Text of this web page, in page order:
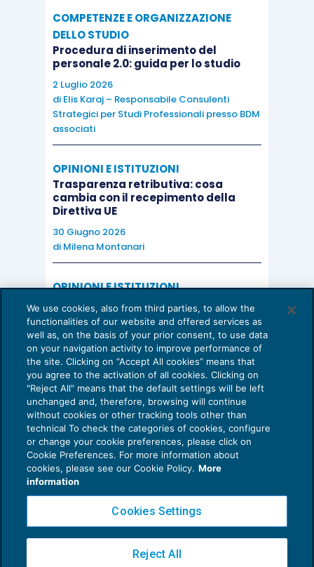
COMPETENZE E ORGANIZZAZIONE
DELLO STUDIO
Procedura di inserimento del
personale 2.0: guida per lo studio
2 Luglio 2026
di Elis Karaj – Responsabile Consulenti
Strategici per Studi Professionali presso BDM
associati
OPINIONI E ISTITUZIONI
Trasparenza retributiva: cosa
cambia con il recepimento della
Direttiva UE
30 Giugno 2026
di Milena Montanari
OPINIONI E ISTITUZIONI
Valorizzare il potenziale dello Studio:
una riflessione sul futuro della
consulenza del lavoro
15 Giugno 2026
di Milena Montanari
Privacy Policy
Cookie Policy
Copyright 2016 ©Gruppo Euroconference S.p.A.v2.32.2
Piazza Luigi Einaudi, 10N01 - 20124 Milano - info@ecnews.it
We use cookies, also from third parties, to allow the
functionalities of our website and offered services as
well as, on the basis of your prior consent, to use data
on your navigation activity to improve performance of
the site. Clicking on “Accept All cookies” means that
you agree to the activation of all cookies. Clicking on
"Reject All" means that the default settings will be left
unchanged and, therefore, browsing will continue
without cookies or other tracking tools other than
technical To check the categories of cookies, configure
or change your cookie preferences, please click on
Cookie Preferences. For more information about
cookies, please see our Cookie Policy. More
information
Cookies Settings
Reject All